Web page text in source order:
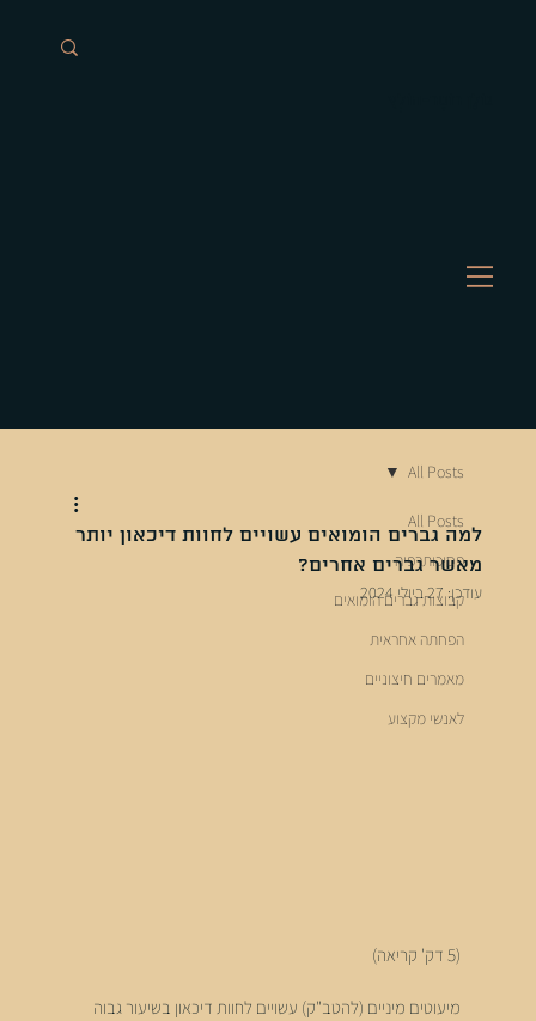
All Posts
פסיכותרפיה
קבוצות גברים הומואים
הפחתה אחראית
מאמרים חיצוניים
לאנשי מקצוע
All Posts
למה גברים הומואים עשויים לחוות דיכאון יותר
מאשר גברים אחרים?
עודכן:27 ביולי 2024
(5 דק' קריאה)
מיעוטים מיניים (להטב"ק) עשויים לחוות דיכאון בשיעור גבוה